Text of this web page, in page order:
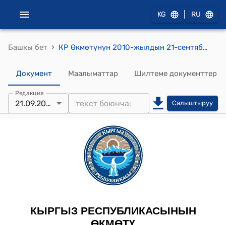
KG RU
Башкы бет › КР Өкмөтүнүн 2010-жылдын 21-сентябрындагы №212 "Кыргыз Республикасынын Убактылуу Өкмөтүнүн 2010-жылдын 1-июлундагы № 107 «Кыргыз Республикасынын Юстиция министрлигинин алдындагы Мамлекеттик сот экспертизалар борборун материалдык-техникалык камсыздоонун маселелери жөнүндө» токтомуна өзгөртүүлөрдү киргизүү тууралуу" токтому
Документ Маалыматтар Шилтеме документтер
Редакция
21.09.2010 Салыштыруу